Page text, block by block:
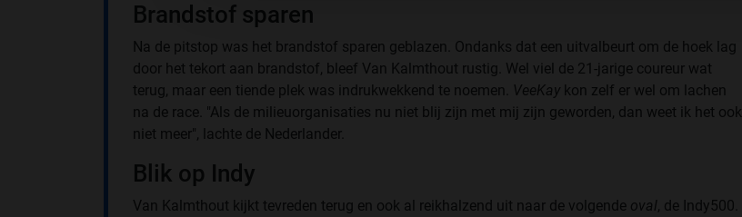
Brandstof sparen
Na de pitstop was het brandstof sparen geblazen. Ondanks dat een uitvalbeurt om de hoek lag
door het tekort aan brandstof, bleef Van Kalmthout rustig. Wel viel de 21-jarige coureur wat
terug, maar een tiende plek was indrukwekkend te noemen.
VeeKay kon zelf er wel om lachen
na de race. "Als de milieuorganisaties nu niet blij zijn met mij zijn geworden, dan weet ik het ook
niet meer", lachte de Nederlander.
Blik op Indy
Van Kalmthout kijkt tevreden terug en ook al reikhalzend uit naar de volgende oval, de Indy500.